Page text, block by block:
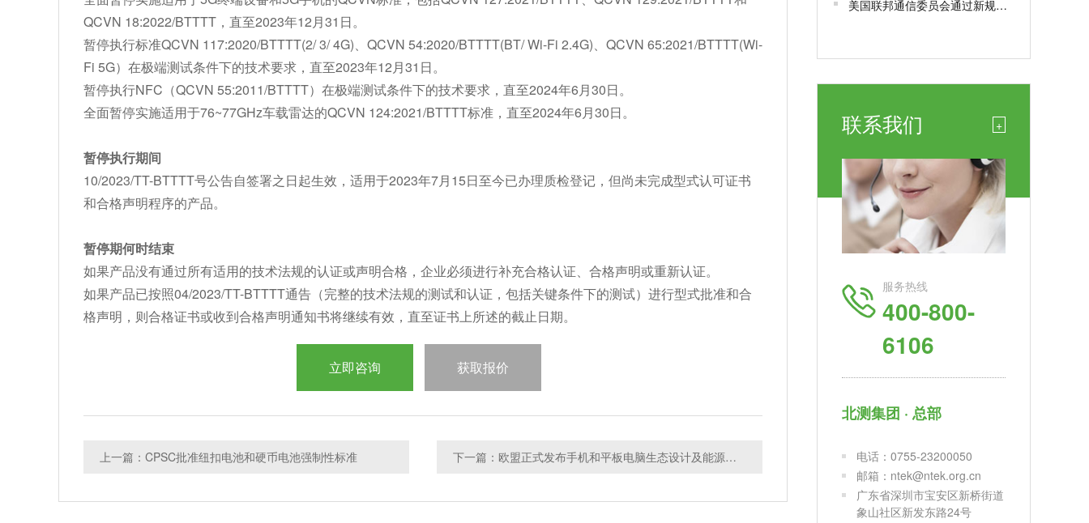
美国联邦通信委员会通过新规，要求许可证持有者申报外国对手控制情况
联系我们 +
服务热线
400-800-
6106
北测集团 · 总部
电话：0755-23200050
邮箱：ntek@ntek.org.cn
广东省深圳市宝安区新桥街道
象山社区新发东路24号
QCVN 18:2022/BTTTT，直至2023年12月31日。
暂停执行标准QCVN 117:2020/BTTTT(2/ 3/ 4G)、QCVN 54:2020/BTTTT(BT/ Wi-Fi 2.4G)、QCVN 65:2021/BTTTT(Wi-
Fi 5G）在极端测试条件下的技术要求，直至2023年12月31日。
暂停执行NFC（QCVN 55:2011/BTTTT）在极端测试条件下的技术要求，直至2024年6月30日。
全面暂停实施适用于76~77GHz车载雷达的QCVN 124:2021/BTTTT标准，直至2024年6月30日。
暂停执行期间
10/2023/TT-BTTTT号公告自签署之日起生效，适用于2023年7月15日至今已办理质检登记，但尚未完成型式认可证书
和合格声明程序的产品。
暂停期何时结束
如果产品没有通过所有适用的技术法规的认证或声明合格，企业必须进行补充合格认证、合格声明或重新认证。
如果产品已按照04/2023/TT-BTTTT通告（完整的技术法规的测试和认证，包括关键条件下的测试）进行型式批准和合
格声明，则合格证书或收到合格声明通知书将继续有效，直至证书上所述的截止日期。
立即咨询 获取报价
上一篇：CPSC批准纽扣电池和硬币电池强制性标准 下一篇：欧盟正式发布手机和平板电脑生态设计及能源标签法案